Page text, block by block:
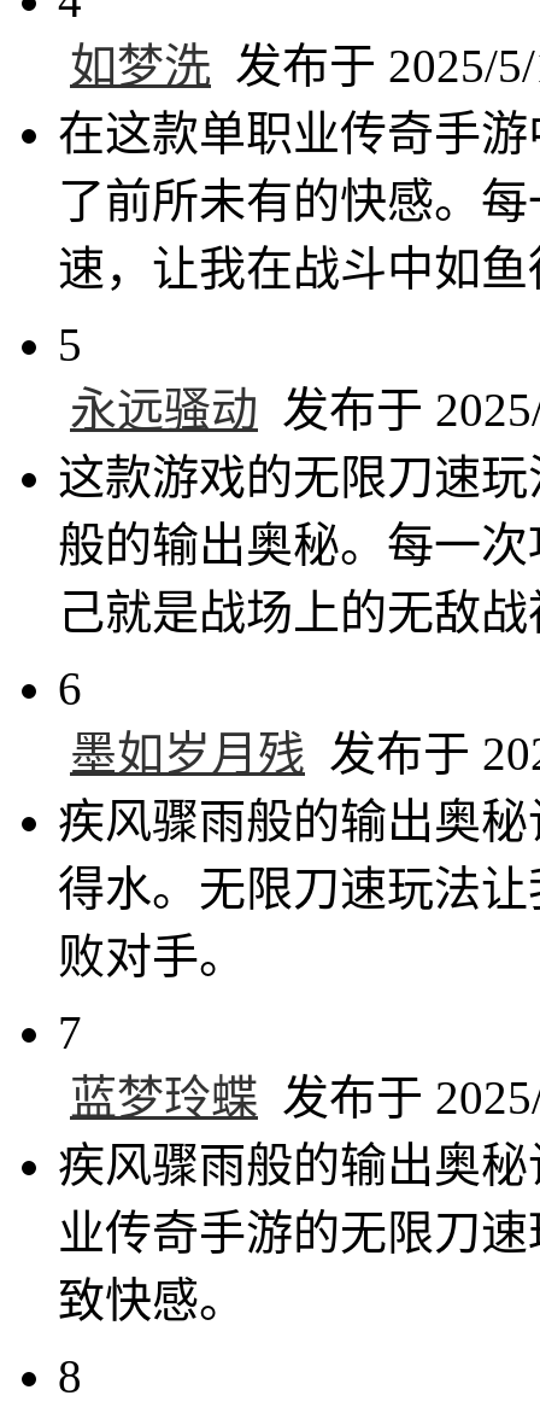
如梦洗 发布于 2025/
在这款单职业传奇手
了前所未有的快感。
速，让我在战斗中如
5
永远骚动 发布于
这款游戏的无限刀速
般的输出奥秘。每一
己就是战场上的无敌
6
墨如岁月残 发布于
疾风骤雨般的输出奥
得水。无限刀速玩法
败对手。
7
蓝梦玲蝶 发布于
疾风骤雨般的输出奥
业传奇手游的无限刀
致快感。
8